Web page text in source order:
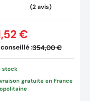
:354,00 €
€
stock
gratuite en France